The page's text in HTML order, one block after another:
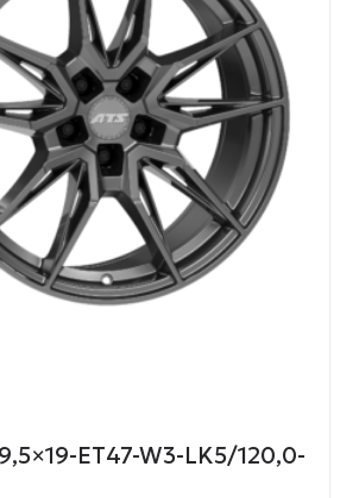
ET47-W3-LK5/120,0-